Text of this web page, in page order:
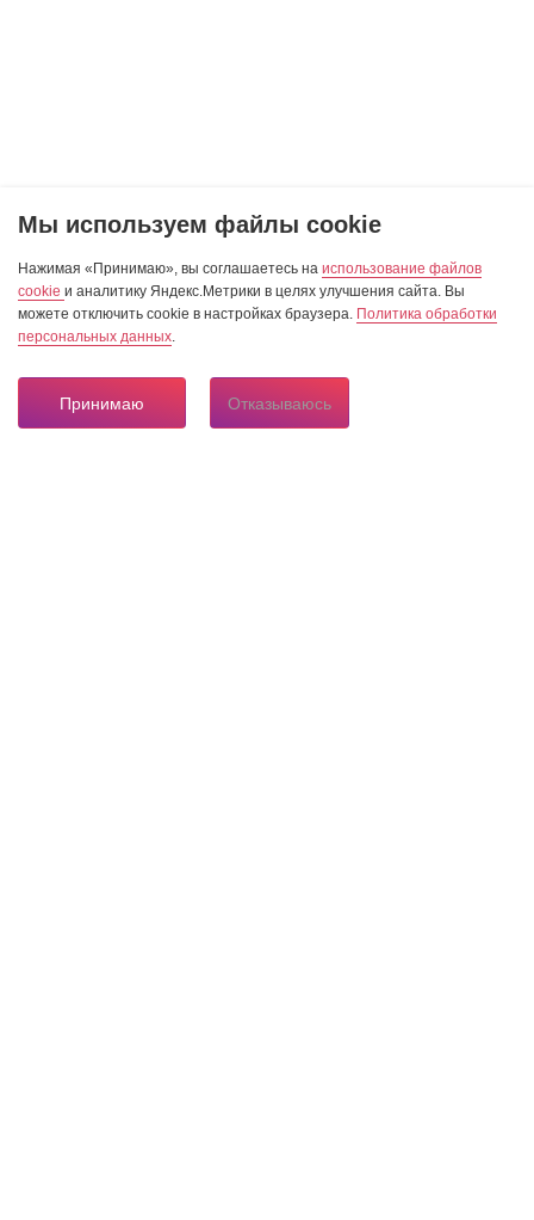
Мы используем файлы cookie
Нажимая «Принимаю», вы соглашаетесь на использование файлов
cookie и аналитику Яндекс.Метрики в целях улучшения сайта. Вы
можете отключить cookie в настройках браузера. Политика обработки
персональных данных.
Принимаю Отказываюсь